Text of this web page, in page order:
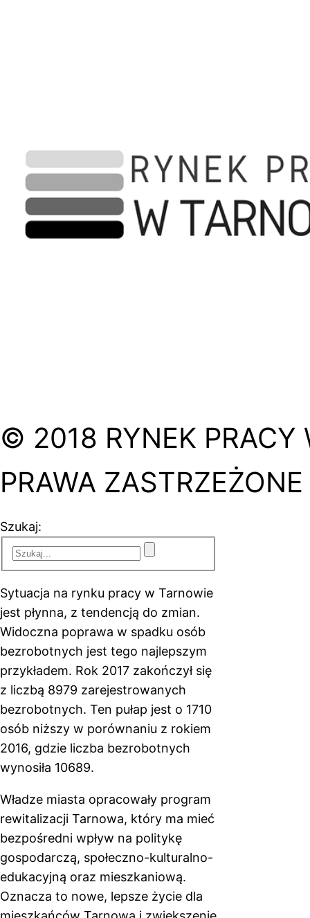
© 2018 RYNEK PRACY
PRAWA ZASTRZEŻONE
Szukaj:
Sytuacja na rynku pracy w Tarnowie
jest płynna, z tendencją do zmian.
Widoczna poprawa w spadku osób
bezrobotnych jest tego najlepszym
przykładem. Rok 2017 zakończył się
z liczbą 8979 zarejestrowanych
bezrobotnych. Ten pułap jest o 1710
osób niższy w porównaniu z rokiem
2016, gdzie liczba bezrobotnych
wynosiła 10689.
Władze miasta opracowały program
rewitalizacji Tarnowa, który ma mieć
bezpośredni wpływ na politykę
gospodarczą, społeczno-kulturalno-
edukacyjną oraz mieszkaniową.
Oznacza to nowe, lepsze życie dla